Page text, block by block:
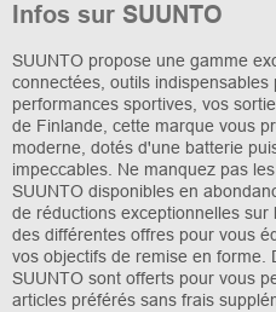
Infos sur SUUNTO
SUUNTO propose une gamme
connectées, outils
performances sportives, vos
de Finlande, cette marque vous
moderne, dotés d'une batterie
impeccables. Ne manquez pas
SUUNTO disponibles en
de réductions exceptionnelles
des différentes offres pour vous
vos objectifs de remise en forme.
SUUNTO sont offerts pour vous
articles préférés sans frais